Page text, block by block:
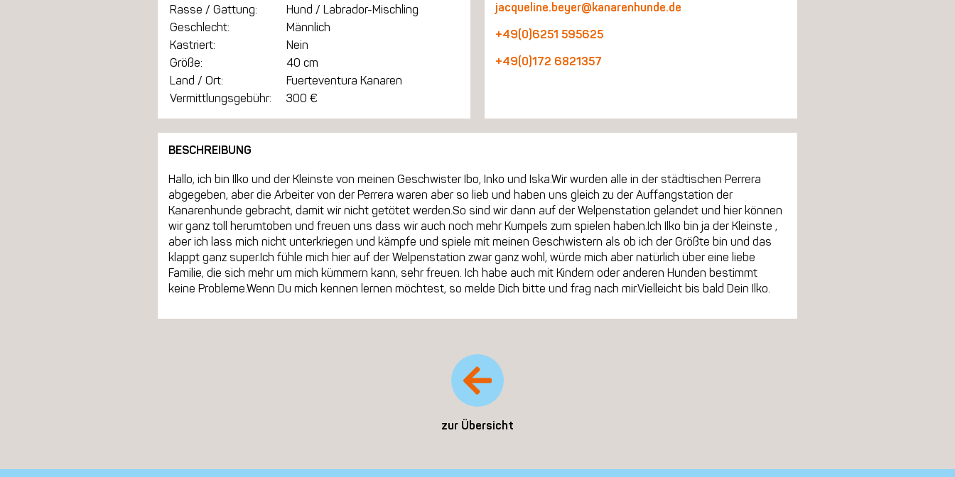
Rasse / Gattung:
Hund / Labrador-Mischling
Geschlecht:
Männlich
Kastriert:
Nein
Größe:
40 cm
Land / Ort:
Fuerteventura Kanaren
Vermittlungsgebühr:
300 €
jacqueline.beyer@kanarenhunde.de
+49(0)6251 595625
+49(0)172 6821357
BESCHREIBUNG
Hallo, ich bin Ilko und der Kleinste von meinen Geschwister Ibo, Inko und Iska.Wir wurden alle in der städtischen Perrera
abgegeben, aber die Arbeiter von der Perrera waren aber so lieb und haben uns gleich zu der Auffangstation der
Kanarenhunde gebracht, damit wir nicht getötet werden.So sind wir dann auf der Welpenstation gelandet und hier können
wir ganz toll herumtoben und freuen uns dass wir auch noch mehr Kumpels zum spielen haben.Ich Ilko bin ja der Kleinste ,
aber ich lass mich nicht unterkriegen und kämpfe und spiele mit meinen Geschwistern als ob ich der Größte bin und das
klappt ganz super.Ich fühle mich hier auf der Welpenstation zwar ganz wohl, würde mich aber natürlich über eine liebe
Familie, die sich mehr um mich kümmern kann, sehr freuen. Ich habe auch mit Kindern oder anderen Hunden bestimmt
keine Probleme.Wenn Du mich kennen lernen möchtest, so melde Dich bitte und frag nach mir.Vielleicht bis bald Dein Ilko.
zur Übersicht